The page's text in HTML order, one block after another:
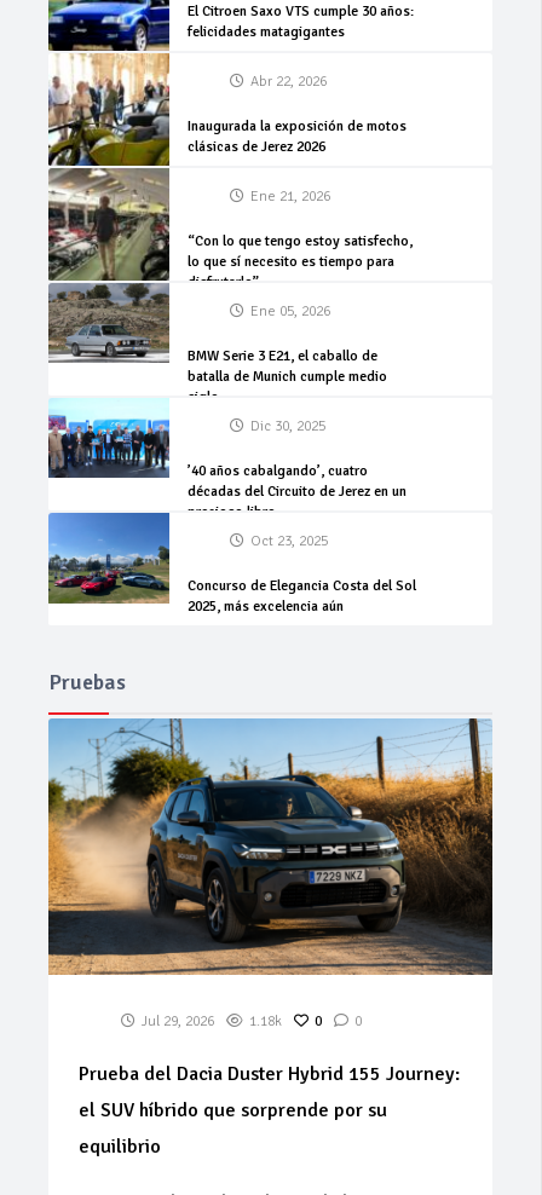
El Citroen Saxo VTS cumple 30 años:
felicidades matagigantes
Abr 22, 2026
Inaugurada la exposición de motos
clásicas de Jerez 2026
Ene 21, 2026
“Con lo que tengo estoy satisfecho,
lo que sí necesito es tiempo para
disfrutarlo”
Ene 05, 2026
BMW Serie 3 E21, el caballo de
batalla de Munich cumple medio
siglo
Dic 30, 2025
’40 años cabalgando’, cuatro
décadas del Circuito de Jerez en un
precioso libro
Oct 23, 2025
Concurso de Elegancia Costa del Sol
2025, más excelencia aún
Pruebas
Jul 29, 2026 1.18k 0 0
Prueba del Dacia Duster Hybrid 155 Journey:
el SUV híbrido que sorprende por su
equilibrio